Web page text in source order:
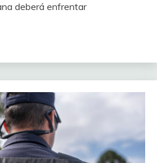
deberá enfrentar